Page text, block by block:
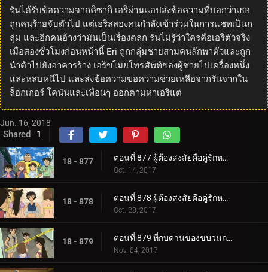
รันได้รับข้อความจากคิซากิ เอริผ่านแอปส่งข้อความที่บอกว่าเธอ
ถูกคนร้ายจับตัวไป แต่เอริสสองคนกำลังเข้าร่วมในการแชทเป็นก
ลุ่ม และอีกคนอ้างว่ามันเป็นเรื่องตลก รันไม่รู้ว่าใครคือเอริตัวจริง
เมื่อสองชั่วโมงก่อนหน้านี้ Eri ถูกกลุ่มชายสามคนลักพาตัวและถูก
นำตัวไปยังอาคารร้าง เอริขโมยโทรศัพท์ของผู้ชายไปเครื่องหนึ่ง
และหลบหนีไป และส่งข้อความขอความช่วยเหลือจากรันจากใน
ล็อกเกอร์ โคนันและเพื่อนๆ ออกตามหาเอริแต่
Jun. 16, 2018
Shared 1
18 - 877 ตอนที่ 877 ผู้ต้องสงสัยคือคู่รักหวานแหว๋ว (ตอนแรก)
Oct. 14, 2017
18 - 878 ตอนที่ 878 ผู้ต้องสงสัยคือคู่รักหวานแหว๋ว (ตอนจบ)
Oct. 28, 2017
18 - 879 ตอนที่ 879 ที่กบดานของขบวนการนักสืบเยาวชน
Nov. 04, 2017